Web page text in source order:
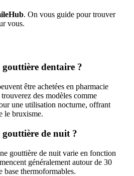
. On vous guide pour trouver
vous.
dentaire ?
être achetées en pharmacie
des modèles comme
une utilisation nocturne, offrant
le bruxisme.
de nuit ?
gouttière de nuit varie en fonction
généralement autour de 30
base thermoformables.